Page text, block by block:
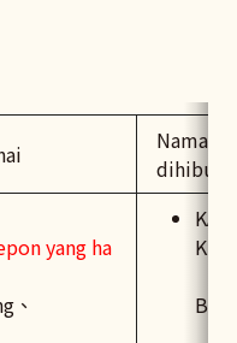
Nama
yang ha
、
KSI